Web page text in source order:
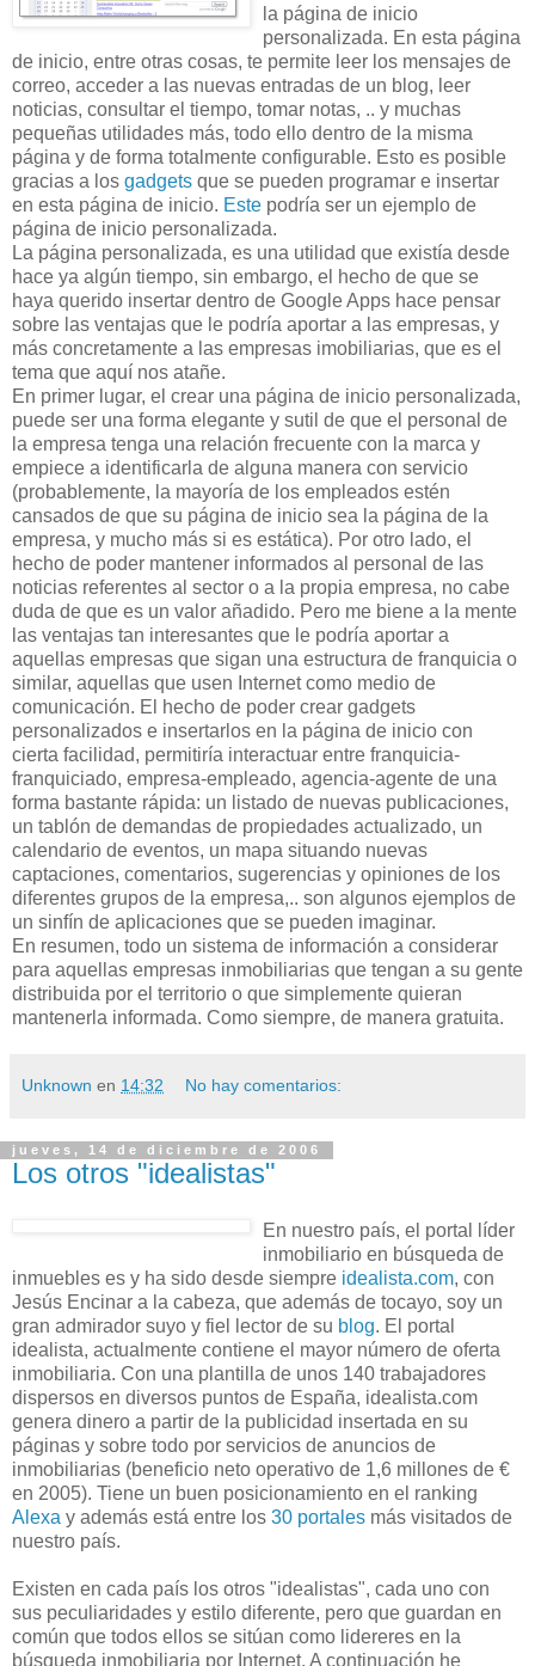
la página de inicio
personalizada. En esta página
de inicio, entre otras cosas, te permite leer los mensajes de
correo, acceder a las nuevas entradas de un blog, leer
noticias, consultar el tiempo, tomar notas, .. y muchas
pequeñas utilidades más, todo ello dentro de la misma
página y de forma totalmente configurable. Esto es posible
gracias a los gadgets que se pueden programar e insertar
en esta página de inicio. Este podría ser un ejemplo de
página de inicio personalizada.
La página personalizada, es una utilidad que existía desde
hace ya algún tiempo, sin embargo, el hecho de que se
haya querido insertar dentro de GoogleApps hace pensar
sobre las ventajas que le podría aportar a las empresas, y
más concretamente a las empresas imobiliarias, que es el
tema que aquí nos atañe.
En primer lugar, el crear una página de inicio personalizada,
puede ser una forma elegante y sutil de que el personal de
la empresa tenga una relación frecuente con la marca y
empiece a identificarla de alguna manera con servicio
(probablemente, la mayoría de los empleados estén
cansados de que su página de inicio sea la página de la
empresa, y mucho más si es estática). Por otro lado, el
hecho de poder mantener informados al personal de las
noticias referentes al sector o a la propia empresa, no cabe
duda de que es un valor añadido. Pero me biene a la mente
las ventajas tan interesantes que le podría aportar a
aquellas empresas que sigan una estructura de franquicia o
similar, aquellas que usen Internetcomo medio de
comunicación. El hecho de poder crear gadgets
personalizados e insertarlos en la página de inicio con
cierta facilidad, permitiría interactuar entre franquicia-
franquiciado, empresa-empleado, agencia-agente de una
forma bastante rápida: un listado de nuevas publicaciones,
un tablón de demandas de propiedades actualizado, un
calendario de eventos, un mapa situando nuevas
captaciones, comentarios, sugerencias y opiniones de los
diferentes grupos de la empresa,.. son algunos ejemplos de
un sinfín de aplicaciones que se pueden imaginar.
En resumen, todo un sistema de información a considerar
para aquellas empresas inmobiliarias que tengan a su gente
distribuida por el territorio o que simplemente quieran
mantenerla informada. Como siempre, de manera gratuita.
Unknown en 14:32 No hay comentarios:
jueves, 14 de diciembre de 2006
Los otros "idealistas"
En nuestro país, el portal líder
inmobiliario en búsqueda de
inmuebles es y ha sido desde siempre idealista.com, con
Jesús Encinar a la cabeza, que además de tocayo, soy un
gran admirador suyo y fiel lector de su blog. El portal
idealista, actualmente contiene el mayor número de oferta
inmobiliaria. Con una plantilla de unos 140 trabajadores
dispersos en diversos puntos de España, idealista.com
genera dinero a partir de la publicidad insertada en su
páginas y sobre todo por servicios de anuncios de
inmobiliarias (beneficio neto operativo de 1,6 millones de €
en 2005). Tiene un buen posicionamiento en el ranking
Alexa y además está entre los 30 portales más visitados de
nuestro país.
Existen en cada país los otros "idealistas", cada uno con
sus peculiaridades y estilo diferente, pero que guardan en
común que todos ellos se sitúan como lidereres en la
búsqueda inmobiliaria por Internet. A continuación he